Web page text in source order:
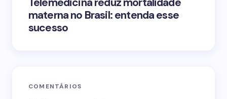
materna no Brasil: entenda esse
sucesso
COMENTÁRIOS